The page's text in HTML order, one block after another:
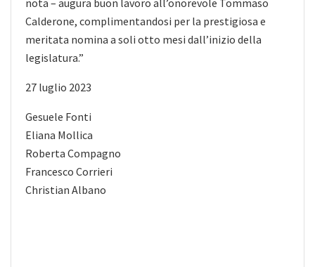
Calderone, complimentandosi per la prestigiosa e
meritata nomina a soli otto mesi dall’inizio della
legislatura.”
27 luglio 2023
Gesuele Fonti
Eliana Mollica
Roberta Compagno
Francesco Corrieri
Christian Albano